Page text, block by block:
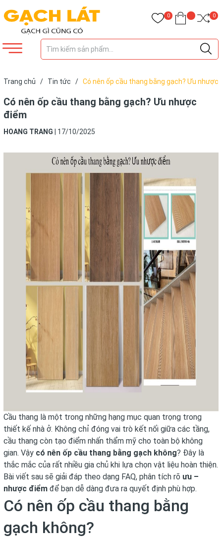
0 0
Trang chủ / Tin tức / Có nên ốp cầu thang bằng gạch? Ưu nhược
Có nên ốp cầu thang bằng gạch? Ưu nhược
điểm
HOANG TRANG 17/10/2025
Cầu thang là một trong những hạng mục quan trọng trong
thiết kế nhà ở. Không chỉ đóng vai trò kết nối giữa các tầng,
cầu thang còn tạo điểm nhấn thẩm mỹ cho toàn bộ không
gian. Vậy có nên ốp cầu thang bằng gạch không? Đây là
thắc mắc của rất nhiều gia chủ khi lựa chọn vật liệu hoàn thiện.
Bài viết sau sẽ giải đáp theo dạng FAQ, phân tích rõ ưu –
nhược điểm để bạn dễ dàng đưa ra quyết định phù hợp.
Có nên ốp cầu thang bằng
gạch không?